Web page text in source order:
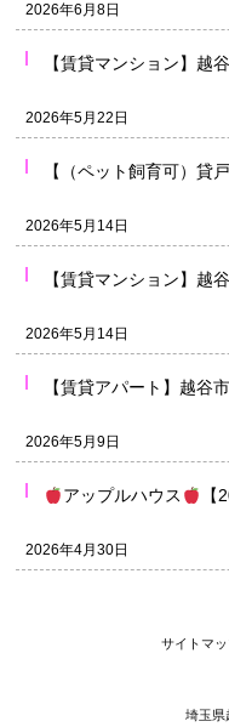
2026年6月8日
【賃貸マンション】
2026年5月22日
【（ペット飼育可）
2026年5月14日
【賃貸マンション】
2026年5月14日
【賃貸アパート】越
2026年5月9日
アップルハウス
2026年4月30日
サイトマ
埼玉県